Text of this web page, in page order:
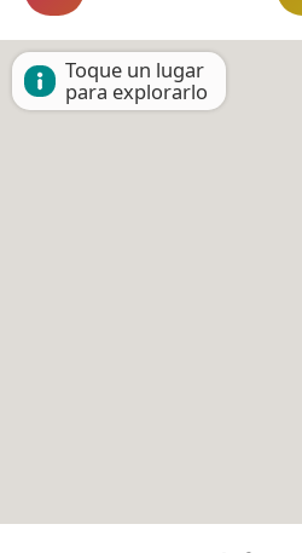
Toque un lugar
para explorarlo